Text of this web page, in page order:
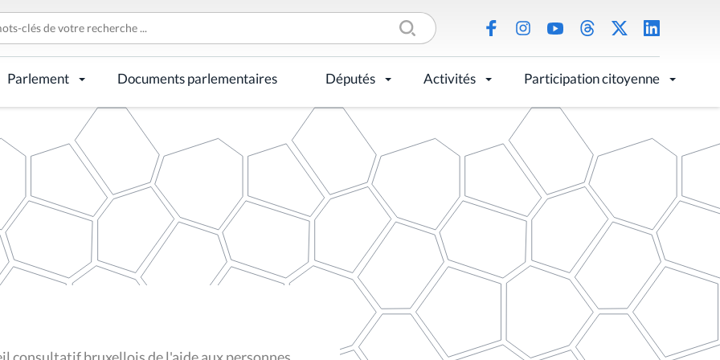
Parlement Documents parlementaires Députés Activités Participation citoyenne